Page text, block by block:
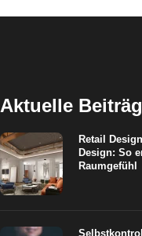
Aktuelle
Retail
Design: So
Raumgefühl